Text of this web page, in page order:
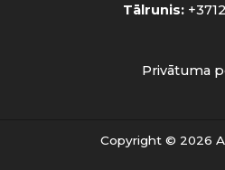
Tālrunis:
Privātuma
Copyright © 2026